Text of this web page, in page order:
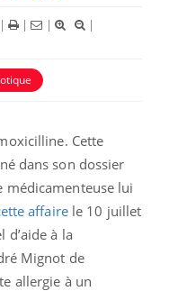
| | |
|
Cette
dans son dossier
médicamenteuse lui
affairele 10 juillet
à la
Mignot de
allergie à un